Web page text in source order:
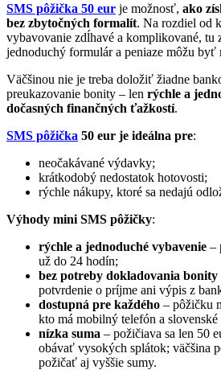
SMS pôžička 50 eur je možnosť, ako
bez zbytočných formalít. Na rozdiel od
vybavovanie zdĺhavé a komplikované,
jednoduchý formulár a peniaze môžu byť
Väčšinou nie je treba doložiť žiadne
preukazovanie bonity – len rýchle a
dočasných finančných ťažkostí.
SMS pôžička 50 eur je ideálna pre:
neočakávané výdavky;
krátkodobý nedostatok hotovosti;
rýchle nákupy, ktoré sa nedajú
Výhody mini SMS pôžičky:
rýchle a jednoduché vybavenie –
už do 24 hodín;
bez potreby dokladovania bonity
potvrdenie o príjme ani výpis z
dostupná pre každého – pôžičku
kto má mobilný telefón a slovenské
nízka suma – požičiava sa len 50
obávať vysokých splátok; väčšina
požičať aj vyššie sumy.